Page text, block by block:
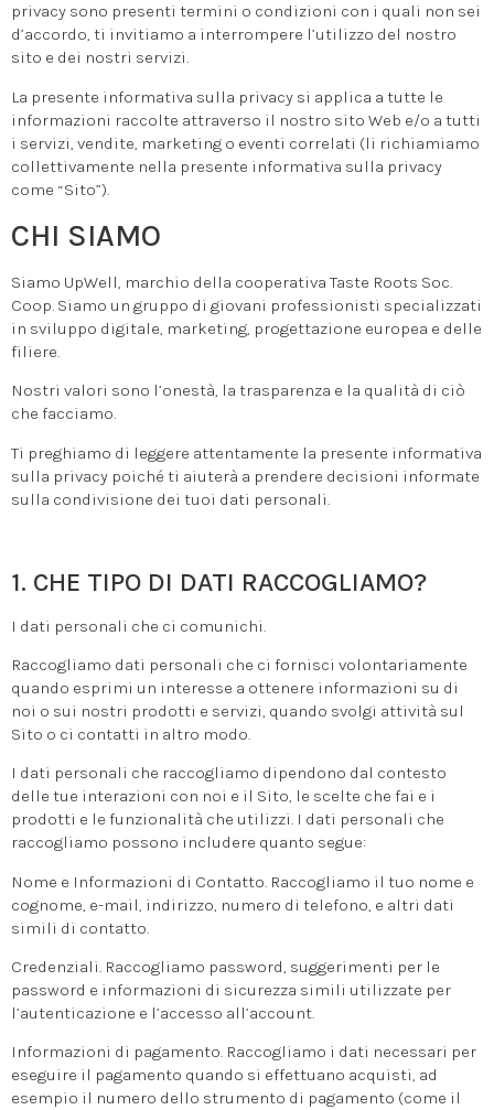
privacy sono presenti termini o condizioni con i quali non sei
d’accordo, ti invitiamo a interrompere l’utilizzo del nostro
sito e dei nostri servizi.
La presente informativa sulla privacy si applica a tutte le
informazioni raccolte attraverso il nostro sito Web e/o a tutti
i servizi, vendite, marketing o eventi correlati (li richiamiamo
collettivamente nella presente informativa sulla privacy
come “Sito”).
CHI SIAMO
Siamo UpWell, marchio della cooperativa Taste Roots Soc.
Coop. Siamo un gruppo di giovani professionisti specializzati
in sviluppo digitale, marketing, progettazione europea e delle
filiere.
Nostri valori sono l’onestà, la trasparenza e la qualità di ciò
che facciamo.
Ti preghiamo di leggere attentamente la presente informativa
sulla privacy poiché ti aiuterà a prendere decisioni informate
sulla condivisione dei tuoi dati personali.
1. CHE TIPO DI DATI RACCOGLIAMO?
I dati personali che ci comunichi.
Raccogliamo dati personali che ci fornisci volontariamente
quando esprimi un interesse a ottenere informazioni su di
noi o sui nostri prodotti e servizi, quando svolgi attività sul
Sito o ci contatti in altro modo.
I dati personali che raccogliamo dipendono dal contesto
delle tue interazioni con noi e il Sito, le scelte che fai e i
prodotti e le funzionalità che utilizzi. I dati personali che
raccogliamo possono includere quanto segue:
Nome e Informazioni di Contatto. Raccogliamo il tuo nome e
cognome, e-mail, indirizzo, numero di telefono, e altri dati
simili di contatto.
Credenziali. Raccogliamo password, suggerimenti per le
password e informazioni di sicurezza simili utilizzate per
l’autenticazione e l’accesso all’account.
Informazioni di pagamento. Raccogliamo i dati necessari per
eseguire il pagamento quando si effettuano acquisti, ad
esempio il numero dello strumento di pagamento (come il